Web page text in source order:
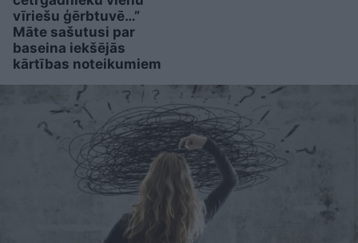
vīriešu ģērbtuvē…”
Māte sašutusi par
baseina iekšējās
kārtības noteikumiem